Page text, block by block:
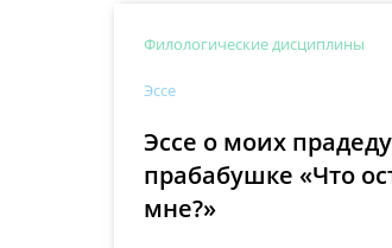
Филологические дисциплины
Эссе
Эссе о моих
прабабушке «Что
мне?»